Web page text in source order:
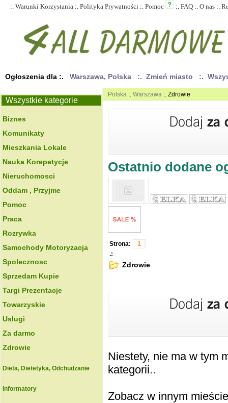
:. Warunki Korzystania :. Polityka Prywatności :. Pomoc :. FAQ :. O nas :.
Ogłoszenia dla :. Warszawa, Polska :. Zmień miasto :.
Wszystkie kategorie
Biznes
Komunikaty
Mieszkania Lokale
Nauka Korepetycje
Nieruchomosci
Oddam , Przyjme
Pomoc
Praca
Rozrywka
Samochody Motoryzacja
Spolecznosc
Sprzedam Kupie
Targi Prezentacje
Towarzyskie
Uslugi
Za darmo
Zdrowie
Dieta, Dietetyka, Odchudzanie
Informatory
Polska :. Warszawa :. Zdrowie
Ostatnio dodane
Strona:
1
.:
Zdrowie
Niestety, nie ma w tym
kategorii..
Zobacz w innym